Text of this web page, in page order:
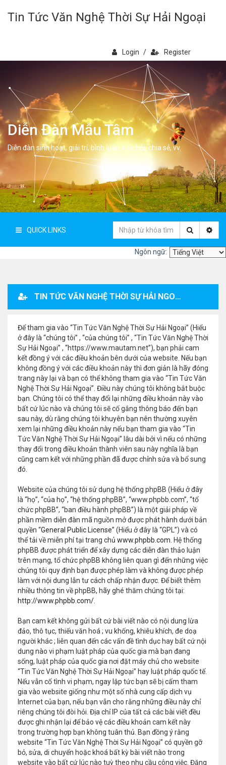
Tin Tức Văn Nghệ Thời Sự Hải Ngoại
Login / Register
Diễn Đàn Mẫu Tâm
Diễn đàn sinh hoạt, giải trí, bình luân, học hỏi, chia sẻ, vv.
QUICK LINKS
Ngôn ngữ:
TIN TỨC VĂN NGHỆ THỜI SỰ HẢI NGOẠI - ĐĂNG KÝ THÀNH VIÊN
Để tham gia vào “Tin Tức Văn Nghệ Thời Sự Hải Ngoại” (Hiểu
ở đây là “chúng tôi” , “của chúng tôi” , “Tin Tức Văn Nghệ Thời
Sự Hải Ngoại” , “https://www.mautam.net”), bạn phải cam
kết đồng ý với các điều khoản bên dưới của website. Nếu bạn
không đồng ý với các điều khoản này thì đơn giản là hãy đóng
trang này lại và bạn có thể không tham gia vào “Tin Tức Văn
Nghệ Thời Sự Hải Ngoại”. Điều này chúng tôi không bắt buộc
bạn. Chúng tôi có thể thay đổi lại những điều khoản này vào
bất cứ lúc nào và chúng tôi sẽ cố gắng thông báo đến bạn
sau này, dù rằng chúng tôi khuyên bạn nên thường xuyên
xem lại những điều khoản này nếu bạn tham gia vào “Tin
Tức Văn Nghệ Thời Sự Hải Ngoại” lâu dài bởi vì nếu có những
thay đổi trong điều khoản thành viên sau này nghĩa là bạn
cũng cam kết với những phần đã được chỉnh sửa và bổ sung
đó.
Website của chúng tôi sử dụng hệ thống phpBB (Hiểu ở đây
là “họ”, “của họ”, “hệ thống phpBB”, “www.phpbb.com”, “tổ
chức phpBB”, “ban điều hành phpBB”) là một giải pháp về
phần mềm diễn đàn mã nguồn mở được phát hành dưới bản
quyền “General Public License” (Hiểu ở đây là “GPL”) và có
thể tải về miễn phí tại trang chủ www.phpbb.com . Hệ thống
phpBB được phát triển để xây dựng các diễn đàn thảo luận
trên mạng, tổ chức phpBB không liên quan gì đến những việc
chúng tôi quy định bạn được phép làm và không được phép
làm với nội dung lẫn tư cách chấp nhận được. Để biết thêm
nhiều thông tin về phpBB, hãy ghé thăm chúng tôi tại:
http://www.phpbb.com/
Bạn cam kết không gửi bất cứ bài viết nào có nội dung lừa
đảo, thô tục, thiếu văn hoá ; vu khống, khiêu khích, đe doạ
người khác ; liên quan đến các vấn đề tình dục hay bất cứ nội
dung nào vi phạm luật pháp của quốc gia mà bạn đang
sống, luật pháp của quốc gia nơi đặt máy chủ cho website
“Tin Tức Văn Nghệ Thời Sự Hải Ngoại” hay luật pháp quốc tế.
Nếu vẫn cố tình vi phạm, ngay lập tức bạn sẽ bị cấm tham
gia vào website giống như một số nhà cung cấp dịch vụ
Internet của bạn, nếu bạn vẫn cho rằng những điều này chỉ
riêng chúng tôi đòi hỏi. Địa chỉ IP của tất cả các bài viết đều
được ghi nhận lại để bảo vệ các điều khoản cam kết này
trong trường hợp bạn không tuân thủ. Bạn đồng ý rằng
website “Tin Tức Văn Nghệ Thời Sự Hải Ngoại” có quyền gỡ
bỏ, sửa, di chuyển hoặc khoá bất kỳ bài viết nào trong
website vào bất cứ lúc nào tuỳ theo nhu cầu công việc. Đăng